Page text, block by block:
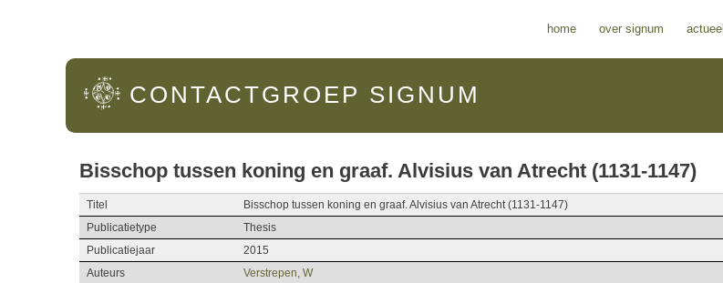
home over signum actueel
CONTACTGROEP SIGNUM
Bisschop tussen koning en graaf. Alvisius van Atrecht (1131-1147)
Titel
Bisschop tussen koning en graaf. Alvisius van Atrecht (1131-1147)
Publicatietype
Thesis
Publicatiejaar
2015
Auteurs
Verstrepen, W